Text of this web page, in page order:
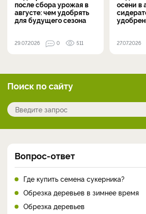
после сбора урожая в
августе: чем удобрять
для будущего сезона
29.07.2026 0 511
осени в
27.07.2026
Поиск по сайту
Вопрос-ответ
Где купить семена сукерника?
Обрезка деревьев в зимнее время
Обрезка деревьев